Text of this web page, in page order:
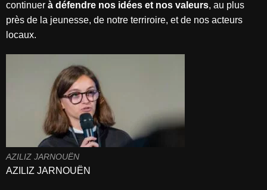
continuer à défendre nos idées et nos valeurs, au plus
près de la jeunesse, de notre terriroire, et de nos acteurs
locaux.
AZILIZ JARNOUËN
AZILIZ JARNOUËN